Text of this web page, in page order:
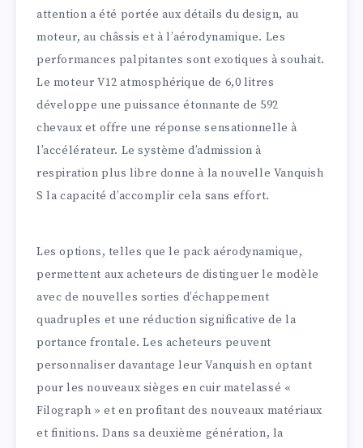
attention a été portée aux détails du design, au
moteur, au châssis et à l’aérodynamique. Les
performances palpitantes sont exotiques à souhait.
Le moteur V12 atmosphérique de 6,0 litres
développe une puissance étonnante de 592
chevaux et offre une réponse sensationnelle à
l’accélérateur. Le système d’admission à
respiration plus libre donne à la nouvelle Vanquish
S la capacité d’accomplir cela sans effort.
Les options, telles que le pack aérodynamique,
permettent aux acheteurs de distinguer le modèle
avec de nouvelles sorties d’échappement
quadruples et une réduction significative de la
portance frontale. Les acheteurs peuvent
personnaliser davantage leur Vanquish en optant
pour les nouveaux sièges en cuir matelassé «
Filograph » et en profitant des nouveaux matériaux
et finitions. Dans sa deuxième génération, la